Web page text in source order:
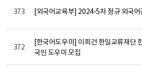
373 [외국어교육부] 2024-5차 정규 외국어
372
[한국어도우미] 이희건 한일교류재단
국인 도우미 모집